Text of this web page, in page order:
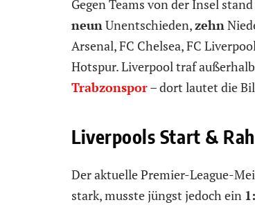
Gegen Teams von der Insel
neun Unentschieden,zehn
Arsenal, FC Chelsea, FC
Hotspur. Liverpool traf
Trabzonspor– dort lautet die
Liverpools Start &
Der aktuelle Premier-League-
stark, musste jüngst jedoch ein